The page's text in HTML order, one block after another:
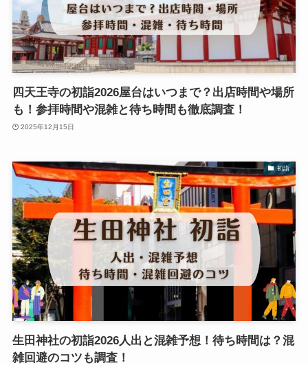
四天王寺の初詣2026屋台はいつまで？出店時間や場所
も！参拝時間や混雑と待ち時間も徹底調査！
2025年12月15日
初詣
生田神社の初詣2026人出と混雑予想！待ち時間は？混
雑回避のコツも調査！